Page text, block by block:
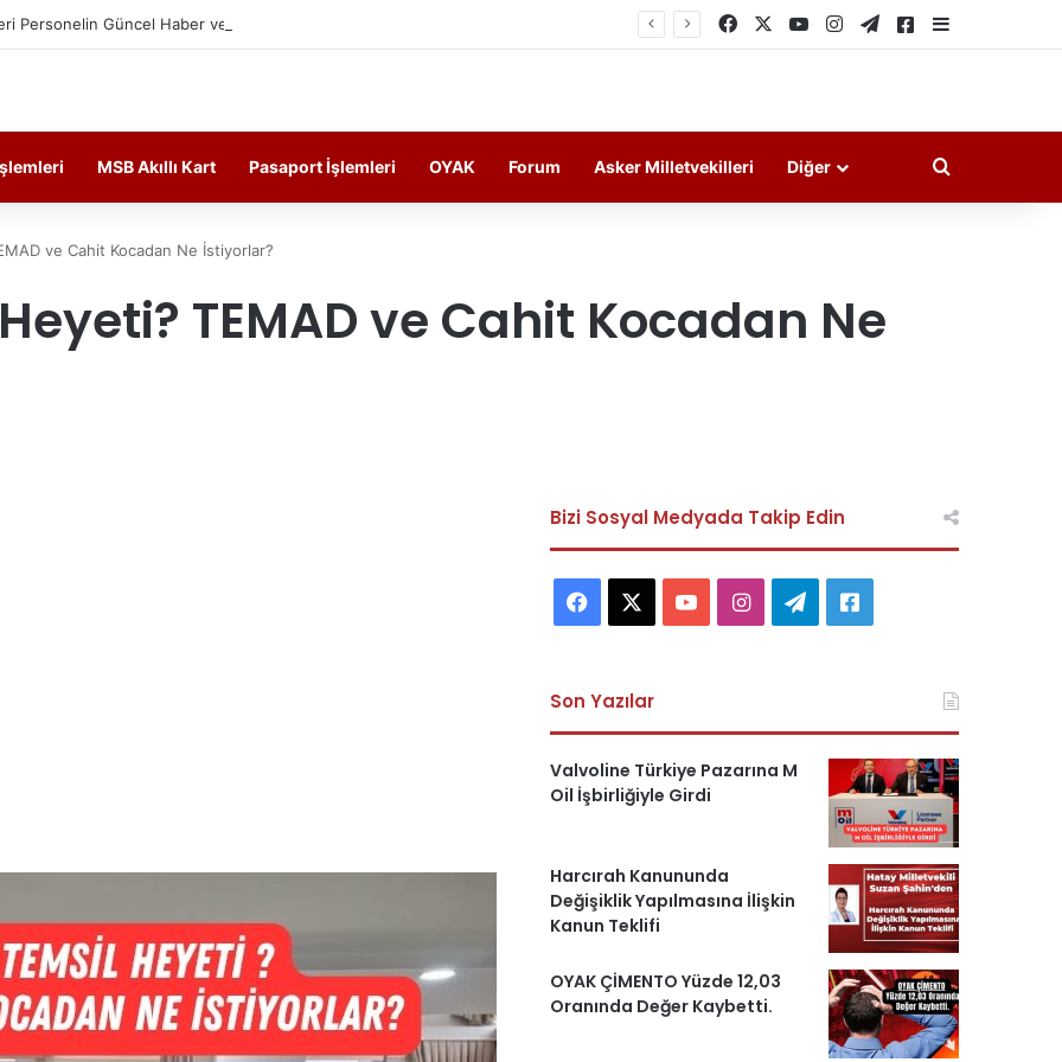
Personelin Güncel Haber ve Bilgi Sitesi. Facebook YouTubeInstagramTelegramAskeri Haberler
MSB Akıllı Kart Pasaport İşlemleri OYAK Forum Asker Milletvekilleri Diğer Arama yap
ve Cahit Kocadan Ne İstiyorlar?
TEMAD ve Cahit Kocadan Ne
Bizi Sosyal Medyada Takip Edin
c
b
o
k
u
e
I
r
m
r
i
H
a
b
e
Son Yazılar
Valvoline Türkiye Pazarına M
Oil İşbirliğiyle Girdi
Harcırah Kanununda
Değişiklik Yapılmasına İlişkin
Kanun Teklifi
OYAK ÇİMENTO Yüzde 12,03
Oranında Değer Kaybetti.